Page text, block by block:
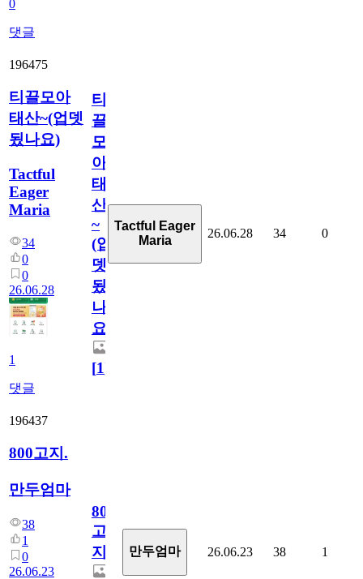
0
댓글
196475
티끌모아
태산~(업뎃
됬나요)
Tactful
Eager
Maria
34
0
0
26.06.28
1
댓글
티
끌
모
아
태
산
~
(업
뎃
됬
나
요)
[1]
Tactful Eager
Maria
26.06.28 34 0
196437
800고지.
만두엄마
38
1
0
26.06.23
800
고
지.
만두엄마 26.06.23 38 1